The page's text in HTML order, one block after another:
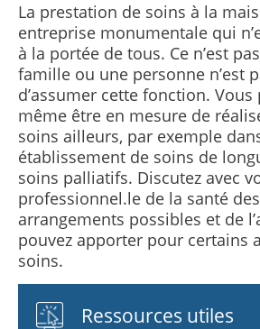
La prestation de soins à la
entreprise monumentale qui
à la portée de tous. Ce n’est
famille ou une personne n’est
d’assumer cette fonction.
même être en mesure de
soins ailleurs, par exemple
établissement de soins de
soins palliatifs. Discutez avec
professionnel.le de la santé
arrangements possibles et de
pouvez apporter pour certains
soins.
Ressources utiles